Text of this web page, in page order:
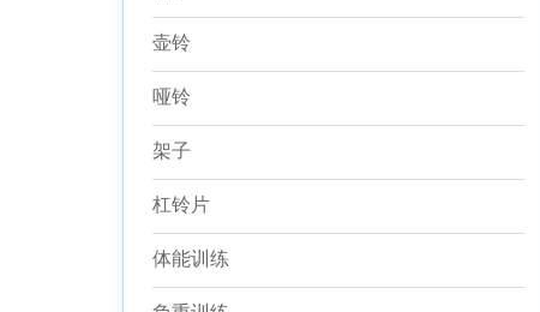
壶铃
哑铃
架子
杠铃片
体能训练